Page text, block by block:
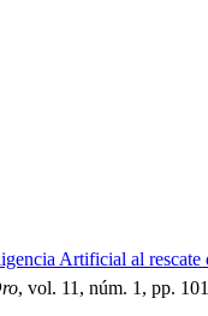
Artificial al rescate
, vol. 11, núm. 1, pp.